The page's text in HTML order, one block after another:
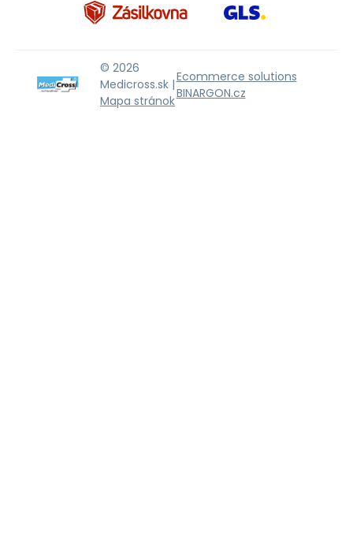
© 2026
Medicross.sk |
Mapa stránok
Ecommerce solutions
BINARGON.cz